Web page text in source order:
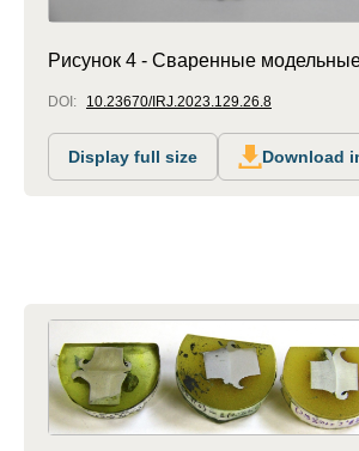
Рисунок 4 - Сваренные
DOI: 10.23670/IRJ.2023.129.26.8
Display full size Download